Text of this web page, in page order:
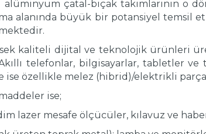
alüminyum çatal-bıçak takımlarının o
alanında büyük bir potansiyel temsil
kaliteli dijital ve teknolojik ürünleri
telefonlar, bilgisayarlar, tabletler
özellikle melez (hibrid)/elektrikli
ise;
lazer mesafe ölçücüler, kılavuz ve